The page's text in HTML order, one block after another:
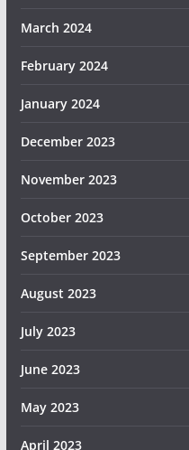
March 2024
February 2024
January 2024
December 2023
November 2023
October 2023
September 2023
August 2023
July 2023
June 2023
May 2023
April 2023